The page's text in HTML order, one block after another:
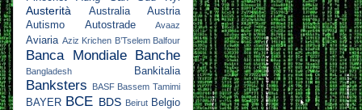
Austerità Australia
Austria
Autismo
Autostrade Avaaz
Aviaria Aziz Krichen B’Tselem Balfour
Banca Mondiale Banche
Bangladesh Bankitalia
Banksters BASF Bassem Tamimi
BAYER BCE BDS Beirut Belgio